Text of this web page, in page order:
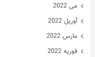
می 2022
آوریل 2022
مارس 2022
فوریه 2022